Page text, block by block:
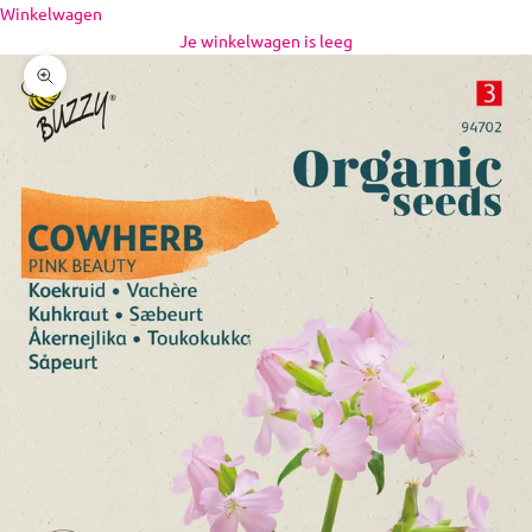
Naar inhoud
Winkelwagen
Je winkelwagen is leeg
In-/uitzoomen